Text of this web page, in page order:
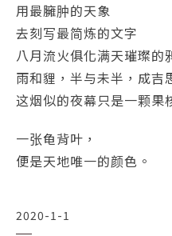
用最臃肿的天象
去刻写最简炼的文字
八月流火俱化满天璀璨的
雨和貍，半与未半，成吉
这烟似的夜幕只是一颗果
一张龟背叶，
便是天地唯一的颜色。
2020-1-1